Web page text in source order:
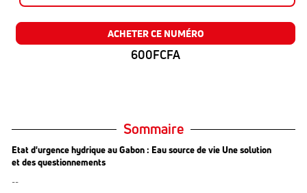
ACHETER CE NUMÉRO
600FCFA
Sommaire
Etat d'urgence hydrique au Gabon : Eau source de vie Une solution
et des questionnements
--